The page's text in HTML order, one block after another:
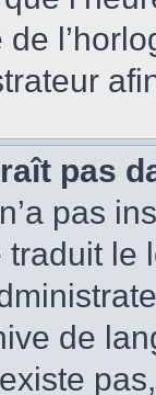
de
pas
pas
traduit
de